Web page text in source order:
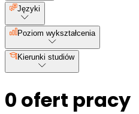
Języki
Poziom wykształcenia
Kierunki studiów
0 ofert pracy